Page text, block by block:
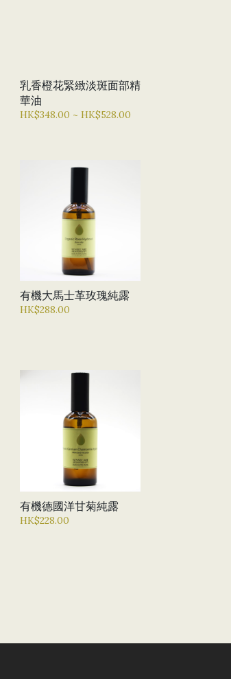
乳香橙花緊緻淡斑面部精
華油
HK$348.00 ~ HK$528.00
有機大馬士革玫瑰純露
HK$288.00
有機德國洋甘菊純露
HK$228.00